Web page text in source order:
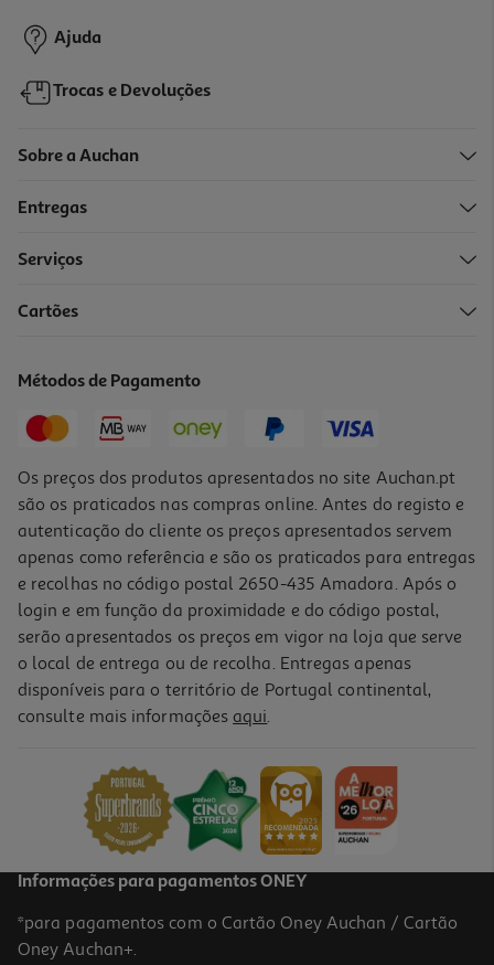
Ajuda
Trocas e Devoluções
Sobre a Auchan
Entregas
Serviços
Cartões
Métodos de Pagamento
Os preços dos produtos apresentados no site Auchan.pt
são os praticados nas compras online. Antes do registo e
autenticação do cliente os preços apresentados servem
apenas como referência e são os praticados para entregas
e recolhas no código postal 2650-435 Amadora. Após o
login e em função da proximidade e do código postal,
serão apresentados os preços em vigor na loja que serve
o local de entrega ou de recolha. Entregas apenas
disponíveis para o território de Portugal continental,
consulte mais informações aqui.
Informações para pagamentos ONEY
*para pagamentos com o Cartão Oney Auchan / Cartão
Oney Auchan+.